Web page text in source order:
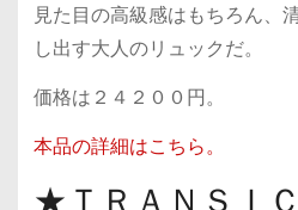
見た目の高級感はもちろん、
し出す大人のリュックだ。
価格は２４２００円。
本品の詳細はこちら。
★ＴＲＡＮＳＩ